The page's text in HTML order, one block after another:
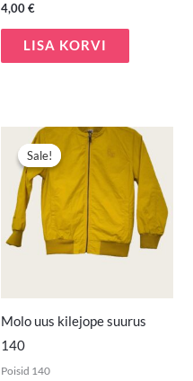
4,00€
LISA KORVI
Sale!
Sale!
Molo uus kilejope suurus
140
Poisid 140
Algne
hind
oli:
26,90 €.
Praegune
hind
on:
21,90 €.